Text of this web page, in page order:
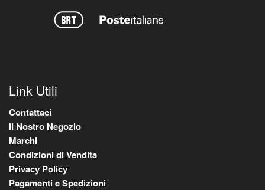
Link Utili
Contattaci
Il Nostro Negozio
Marchi
Condizioni di Vendita
Privacy Policy
Pagamenti e Spedizioni